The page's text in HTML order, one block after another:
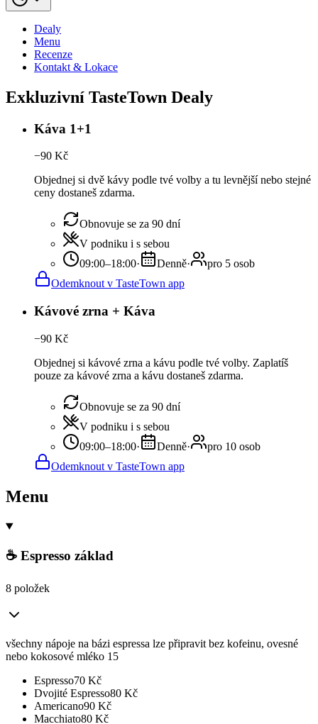
Dealy
Menu
Recenze
Kontakt & Lokace
Exkluzivní TasteTown Dealy
Káva 1+1
−90 Kč
Objednej si dvě kávy podle tvé volby a tu levnější nebo stejné
ceny dostaneš zdarma.
Obnovuje se za 90 dní
V podniku i s sebou
09:00–18:00· Denně·
pro 5 osob
Odemknout v TasteTown app
Kávové zrna + Káva
−90 Kč
Objednej si kávové zrna a kávu podle tvé volby. Zaplatíš
pouze za kávové zrna a kávu dostaneš zdarma.
Obnovuje se za 90 dní
V podniku i s sebou
09:00–18:00· Denně·
pro 10 osob
Odemknout v TasteTown app
Menu
☕ Espresso základ
8 položek
všechny nápoje na bázi espressa lze připravit bez kofeinu, ovesné
nebo kokosové mléko 15
Espresso70 Kč
Dvojité Espresso80 Kč
Americano90 Kč
Macchiato80 Kč